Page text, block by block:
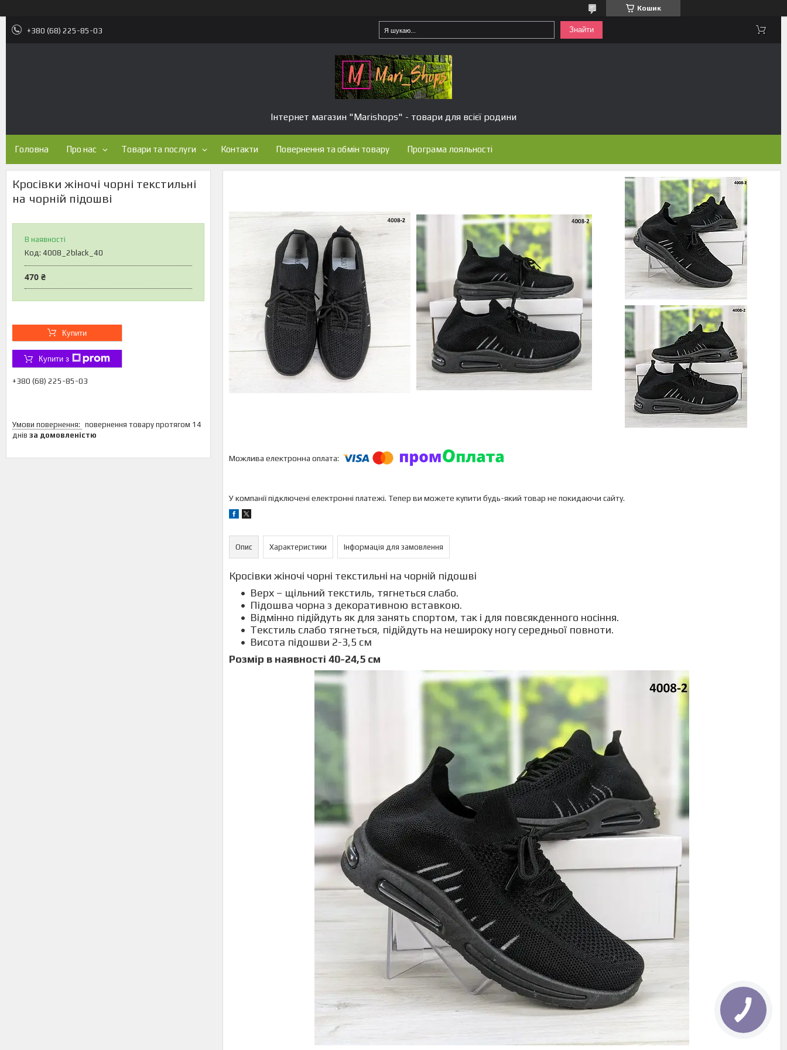
Кошик
+380 (68) 225-85-03 Знайти
Інтернет магазин "Marishops" - товари для всієї родини
Головна Про нас Товари та послуги Контакти Повернення та обмін товару Програма лояльності
Кросівки жіночі чорні текстильні
на чорній підошві
В наявності
Код: 4008_2black_40
470 ₴
Купити
Купити з
+380 (68) 225-85-03
повернення товару протягом 14
днів за домовленістю
У компанії підключені електронні платежі. Тепер ви можете купити будь-який товар не покидаючи сайту.
Опис Характеристики Інформація для замовлення
Кросівки жіночі чорні текстильні на чорній підошві
Верх – щільний текстиль, тягнеться слабо.
Підошва чорна з декоративною вставкою.
Відмінно підійдуть як для занять спортом, так і для повсякденного носіння.
Текстиль слабо тягнеться, підійдуть на нешироку ногу середньої повноти.
Висота підошви 2-3,5 см
Розмір в наявності 40-24,5 см